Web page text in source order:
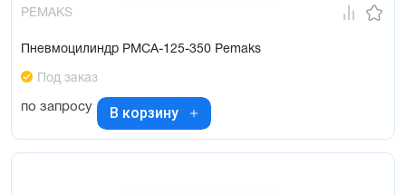
PEMAKS
Пневмоцилиндр PMCA-125-350 Pemaks
Под заказ
по запросу В корзину